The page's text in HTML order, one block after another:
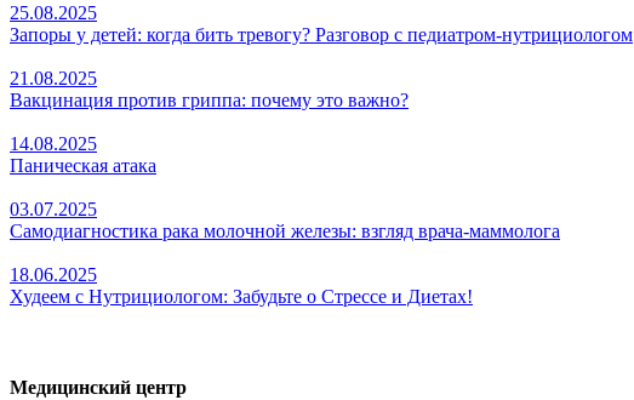
25.08.2025
Запоры у детей: когда бить тревогу? Разговор с педиатром-нутрициологом
21.08.2025
Вакцинация против гриппа: почему это важно?
14.08.2025
Паническая атака
03.07.2025
Самодиагностика рака молочной железы: взгляд врача-маммолога
18.06.2025
Худеем с Нутрициологом: Забудьте о Стрессе и Диетах!
Медицинский центр